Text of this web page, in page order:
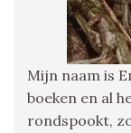
Mijn naam is
boeken en al
rondspookt,